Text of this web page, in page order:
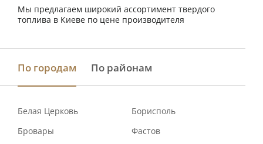
Мы предлагаем широкий ассортимент твердого
топлива в Киеве по цене производителя
По городам По районам
Белая Церковь
Борисполь
Бровары
Фастов